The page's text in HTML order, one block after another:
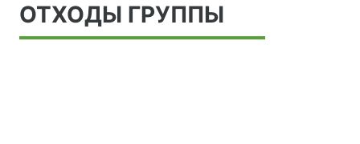
ОТХОДЫ ГРУППЫ